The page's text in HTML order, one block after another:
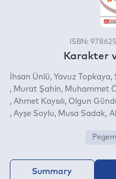
ISBN:
Karakter
İhsan Ünlü Yavuz Topkaya
Murat Şahin
Muhammet
Ahmet Kaysılı
Olgun
Ayşe Soylu
Musa Sadak
Summary